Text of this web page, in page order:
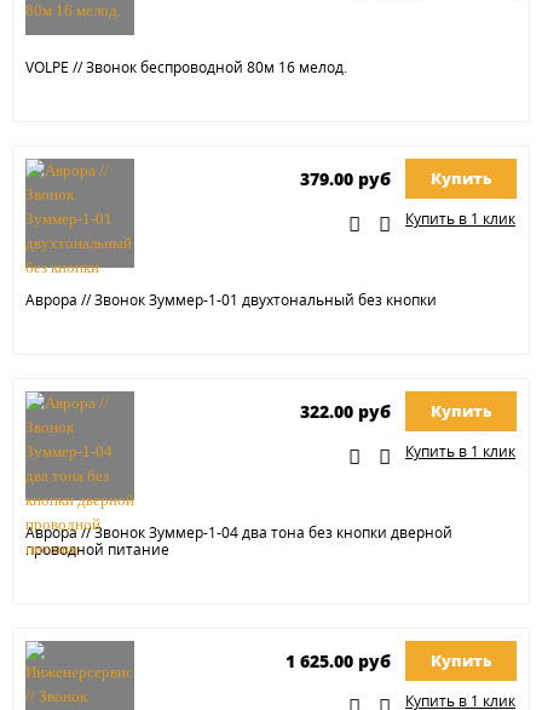
VOLPE // Звонок беспроводной 80м 16 мелод.
Аврора // Звонок Зуммер-1-01 двухтональный без кнопки
379.00 руб Купить
Купить в 1 клик
Аврора // Звонок Зуммер-1-04 два тона без кнопки дверной
проводной питание
322.00 руб Купить
Купить в 1 клик
1 625.00 руб Купить
Купить в 1 клик